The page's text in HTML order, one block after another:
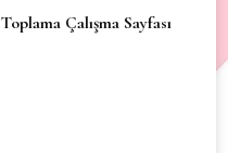
Toplama Çalışma Sayfası